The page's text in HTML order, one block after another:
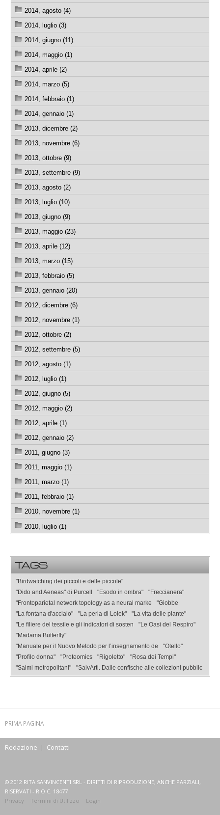
2014, agosto (4)
2014, luglio (3)
2014, giugno (11)
2014, maggio (1)
2014, aprile (2)
2014, marzo (5)
2014, febbraio (1)
2014, gennaio (1)
2013, dicembre (2)
2013, novembre (6)
2013, ottobre (9)
2013, settembre (9)
2013, agosto (2)
2013, luglio (10)
2013, giugno (9)
2013, maggio (23)
2013, aprile (12)
2013, marzo (15)
2013, febbraio (5)
2013, gennaio (20)
2012, dicembre (6)
2012, novembre (1)
2012, ottobre (2)
2012, settembre (5)
2012, agosto (1)
2012, luglio (1)
2012, giugno (5)
2012, maggio (2)
2012, aprile (1)
2012, gennaio (2)
2011, giugno (3)
2011, maggio (1)
2011, marzo (1)
2011, febbraio (1)
2010, novembre (1)
2010, luglio (1)
TAGS
"Birdwatching dei piccoli e delle piccole"
"Dido and Aeneas" di Purcell
"Esodo in ombra"
"Freccianera"
"Frontoparietal network topology as a neural marke
"Giobbe
"La fontana d'acciaio"
"La perla di Lolek"
"La vita delle piante"
"Le filiere del tessile e gli indicatori di sosten
"Le Oasi del Respiro"
"Madama Butterfly"
"Manuale per il Nuovo Metodo per l’insegnamento de
"Otello"
"Profilo donna"
"Proteomics "Rigoletto"
"Rosa dei Tempi"
"Salmi metropolitani"
"SalvArti. Dalle confische alle collezioni pubblic
PRIMA PAGINA
Redazione | Contatti
© 2012 RITA SANVINCENTI SRL - DIRITTI DI RIPRODUZIONE, ANCHE PARZIALI,
RISERVATI - R.O.C. 18477
Privacy
Termini di Utilizzo Login